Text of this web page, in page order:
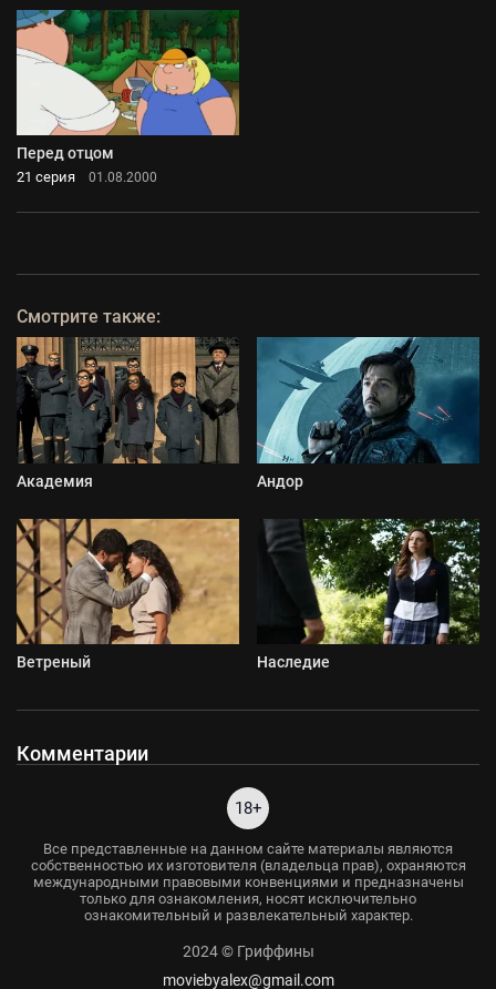
Перед отцом
21 серия 01.08.2000
Смотрите также:
Академия Андор
Ветреный Наследие
Комментарии
18+
Все представленные на данном сайте материалы являются
собственностью их изготовителя (владельца прав), охраняются
международными правовыми конвенциями и предназначены
только для ознакомления, носят исключительно
ознакомительный и развлекательный характер.
2024 © Гриффины
moviebyalex@gmail.com